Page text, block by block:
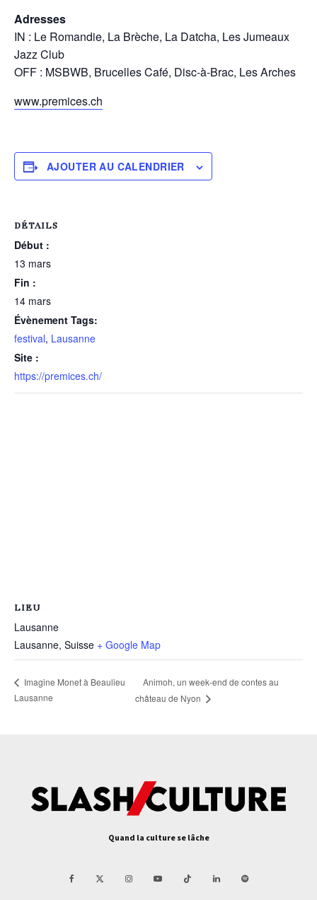
Adresses
IN : Le Romandie, La Brèche, La Datcha, Les Jumeaux
Jazz Club
OFF : MSBWB, Brucelles Café, Disc-à-Brac, Les Arches
www.premices.ch
AJOUTER AU CALENDRIER
DÉTAILS
Début :
13 mars
Fin :
14 mars
Évènement Tags:
festival, Lausanne
Site :
https://premices.ch/
LIEU
Lausanne
Lausanne, Suisse + Google Map
Imagine Monet à Beaulieu
Lausanne
Animoh, un week-end de contes au
château de Nyon
Quand la culture se lâche